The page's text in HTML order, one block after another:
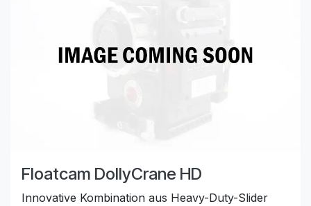
Floatcam DollyCrane HD
Innovative Kombination aus Heavy-Duty-Slider